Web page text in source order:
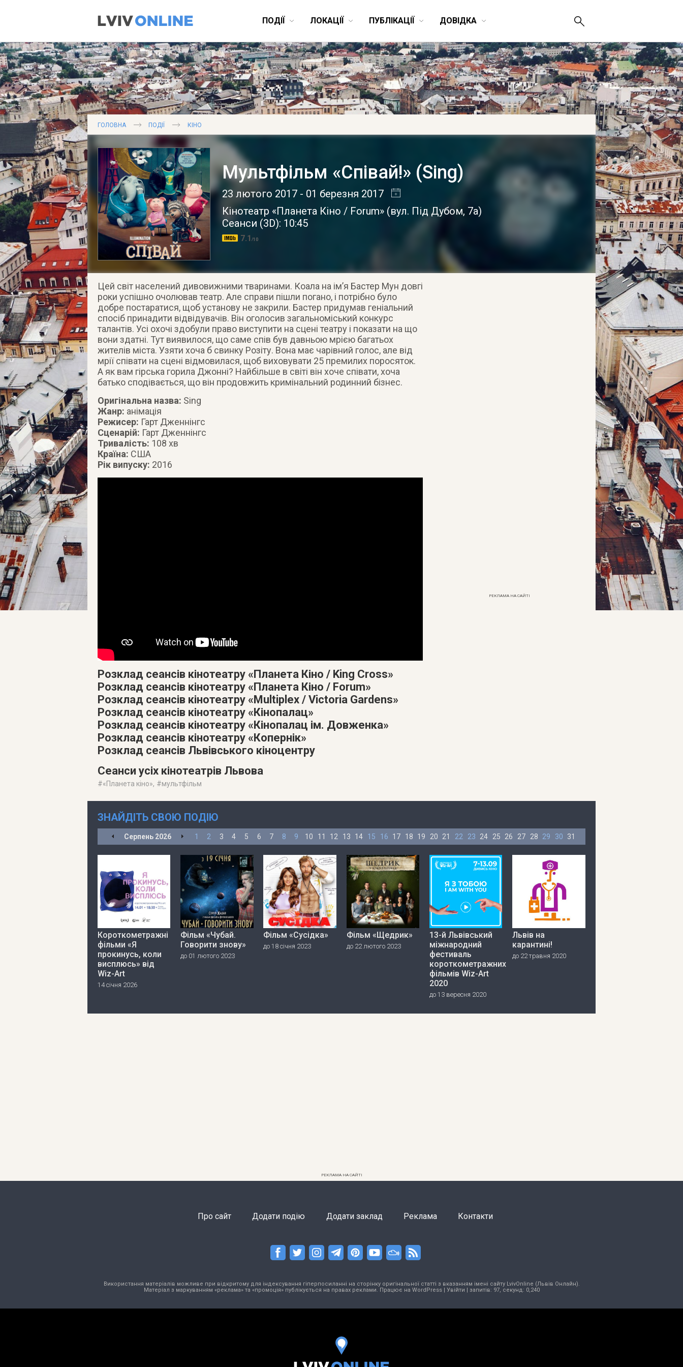
ПОДІЇ ЛОКАЦІЇ ПУБЛІКАЦІЇ ДОВІДКА
ГОЛОВНА ПОДІЇ КІНО
Мультфільм «Співай!» (Sing)
23 лютого 2017 - 01 березня 2017
Кінотеатр «Планета Кіно / Forum» (вул. Під Дубом, 7а)
Сеанси (3D): 10:45
7.1/10
Цей світ населений дивовижними тваринами. Коала на ім’я Бастер Мун довгі
роки успішно очолював театр. Але справи пішли погано, і потрібно було
добре постаратися, щоб установу не закрили. Бастер придумав геніальний
спосіб принадити відвідувачів. Він оголосив загальноміський конкурс
талантів. Усі охочі здобули право виступити на сцені театру і показати на що
вони здатні. Тут виявилося, що саме спів був давньою мрією багатьох
жителів міста. Узяти хоча б свинку Розіту. Вона має чарівний голос, але від
мрії співати на сцені відмовилася, щоб виховувати 25 премилих поросяток.
А як вам гірська горила Джонні? Найбільше в світі він хоче співати, хоча
батько сподівається, що він продовжить кримінальний родинний бізнес.
Оригінальна назва: Sing
Жанр: анімація
Режисер: Гарт Дженнінгс
Сценарій: Гарт Дженнінгс
Тривалість: 108 хв
Країна: США
Рік випуску: 2016
Розклад сеансів кінотеатру «Планета Кіно / King Cross»
Розклад сеансів кінотеатру «Планета Кіно / Forum»
Розклад сеансів кінотеатру «Multiplex / Victoria Gardens»
Розклад сеансів кінотеатру «Кінопалац»
Розклад сеансів кінотеатру «Кінопалац ім. Довженка»
Розклад сеансів кінотеатру «Копернік»
Розклад сеансів Львівського кіноцентру
Сеанси усіх кінотеатрів Львова
#«Планета кіно», #мультфільм
РЕКЛАМА НА САЙТІ
ЗНАЙДІТЬ СВОЮ ПОДІЮ
Серпень 2026 1 2 3 4 5 6 7 8 9 10 11 12 13 14 15 16 17 18 19 20 21 22 23 24 25 26 27 28 29 30 31
Короткометражні
фільми «Я
прокинусь, коли
висплюсь» від
Wiz-Art
14 січня 2026
Фільм «Чубай.
Говорити знову»
до 01 лютого 2023
Фільм «Сусідка»
до 18 січня 2023
Фільм «Щедрик»
до 22 лютого 2023
13-й Львівський
міжнародний
фестиваль
короткометражних
фільмів Wiz-Art
2020
до 13 вересня 2020
Львів на
карантині!
до 22 травня 2020
РЕКЛАМА НА САЙТІ
Про сайт Додати подію Додати заклад Реклама Контакти
Використання матеріалів можливе при відкритому для індексування гіперпосиланні на сторінку оригінальної статті з вказанням імені сайту LvivOnline (Львів Онлайн).
Матеріал з маркуванням «реклама» та «промоція» публікується на правах реклами. Працює на WordPress| Увійти | запитів: 97, секунд: 0,240